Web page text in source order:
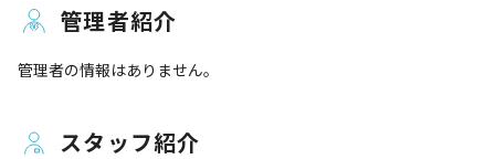
管理者紹介
管理者の情報はありません。
スタッフ紹介